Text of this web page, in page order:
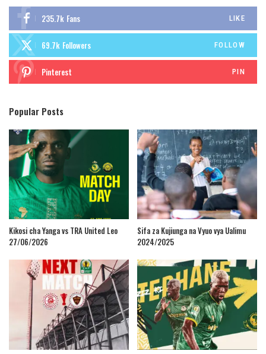
235.7k Fans LIKE
69.7k Followers FOLLOW
Pinterest PIN
Popular Posts
Kikosi cha Yanga vs TRA United Leo
27/06/2026
Sifa za Kujiunga na Vyuo vya Ualimu
2024/2025